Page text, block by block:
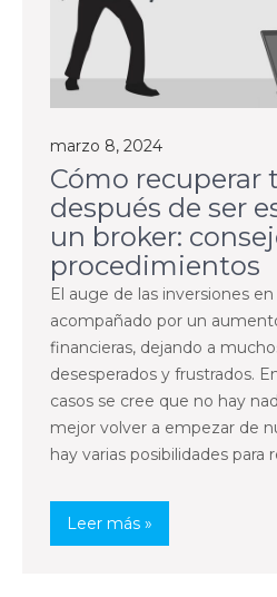
marzo 8, 2024
Cómo recuperar
después de ser
un broker:
procedimientos
El auge de las inversiones
acompañado por un
financieras, dejando a
desesperados y frustrados.
casos se cree que no hay
mejor volver a empezar de
hay varias posibilidades para
Leer más »